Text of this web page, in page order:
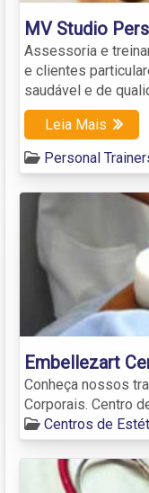
MV Studio
Assessoria e
e clientes
saudável e de
Leia Mais
Personal
Embellezart
Conheça nossos
Corporais. Centro
Centros de